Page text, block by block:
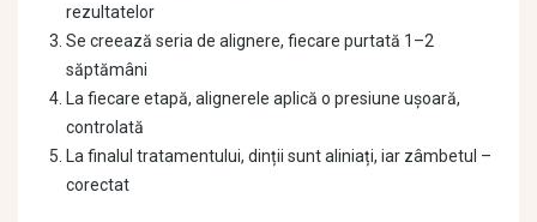
rezultatelor
Se creează seria de alignere, fiecare purtată 1–2
săptămâni
La fiecare etapă, alignerele aplică o presiune ușoară,
controlată
La finalul tratamentului, dinții sunt aliniați, iar zâmbetul –
corectat